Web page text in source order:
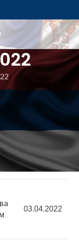
07.04.2022
07.04.2022
03.04.2022